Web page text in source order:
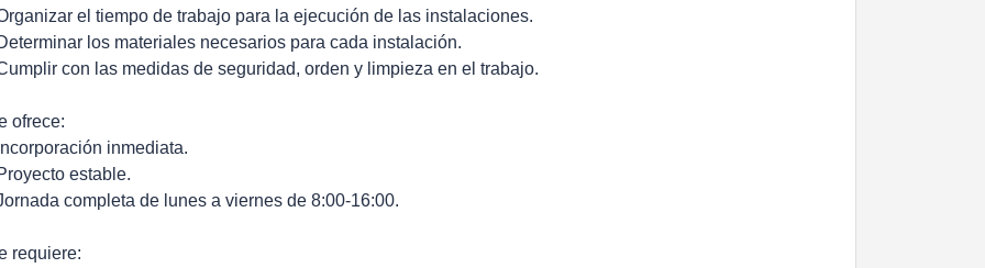
el tiempo de trabajo para la ejecución de las instalaciones.
los materiales necesarios para cada instalación.
con las medidas de seguridad, orden y limpieza en el trabajo.
ofrece:
inmediata.
estable.
completa de lunes a viernes de 8:00-16:00.
requiere: